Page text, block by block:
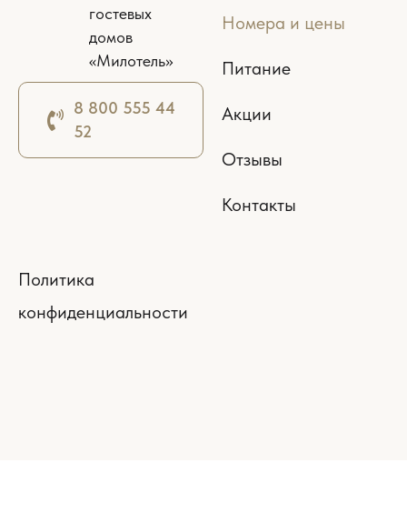
гостевых
домов
«Милотель»
8 800 555 44
52
Номера и цены
Питание
Акции
Отзывы
Контакты
Политика
конфиденциальности